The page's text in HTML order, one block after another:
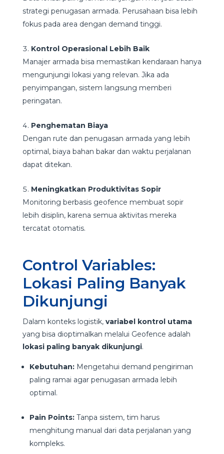
strategi penugasan armada. Perusahaan bisa lebih
fokus pada area dengan demand tinggi.
Kontrol Operasional Lebih Baik
Manajer armada bisa memastikan kendaraan hanya
mengunjungi lokasi yang relevan. Jika ada
penyimpangan, sistem langsung memberi
peringatan.
Penghematan Biaya
Dengan rute dan penugasan armada yang lebih
optimal, biaya bahan bakar dan waktu perjalanan
dapat ditekan.
Meningkatkan Produktivitas Sopir
Monitoring berbasis geofence membuat sopir
lebih disiplin, karena semua aktivitas mereka
tercatat otomatis.
Control Variables:
Lokasi Paling Banyak
Dikunjungi
Dalam konteks logistik, variabel kontrol utama
yang bisa dioptimalkan melalui Geofence adalah
lokasi paling banyak dikunjungi.
Kebutuhan:Mengetahui demand pengiriman
paling ramai agar penugasan armada lebih
optimal.
Pain Points:Tanpa sistem, tim harus
menghitung manual dari data perjalanan yang
kompleks.